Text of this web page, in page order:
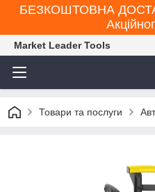
БЕЗКОШТОВНА
Market Leader Tools
Товари та послуги